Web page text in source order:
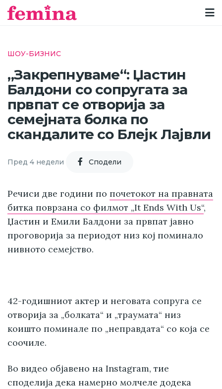
ШОУ-БИЗНИС
„Закрепнуваме“: Џастин
Балдони со сопругата за
првпат се отворија за
семејната болка по
скандалите со Блејк Лајвли
Пред 4 недели Cподели
Речиси две години по почетокот на правната
битка поврзана со филмот „It Ends With Us“,
Џастин и Емили Балдони за првпат јавно
проговорија за периодот низ кој поминало
нивното семејство.
42-годишниот актер и неговата сопруга се
отворија за „болката“ и „траумата“ низ
коишто поминале по „неправдата“ со која се
соочиле.
Во видео објавено на Instagram, тие
споделија дека намерно молчеле додека